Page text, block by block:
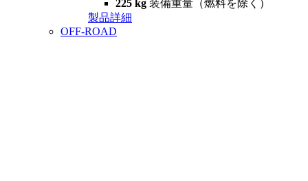
225 kg 装備重量（燃料を除く）
製品詳細
OFF-ROAD